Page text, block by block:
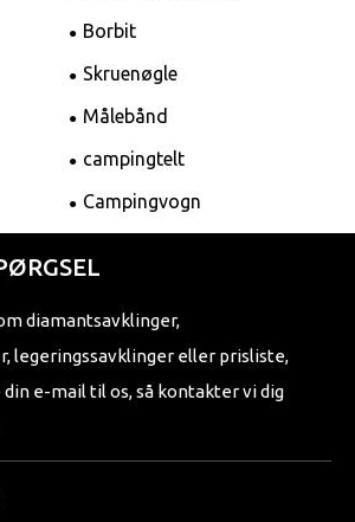
Borbit
Skruenøgle
Målebånd
campingtelt
Campingvogn
diamantsavklinger,
legeringssavklinger eller prisliste,
e-mail til os, så kontakter vi dig